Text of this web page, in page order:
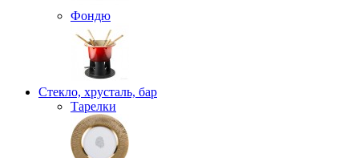
Фондю
Стекло, хрусталь, бар
Тарелки